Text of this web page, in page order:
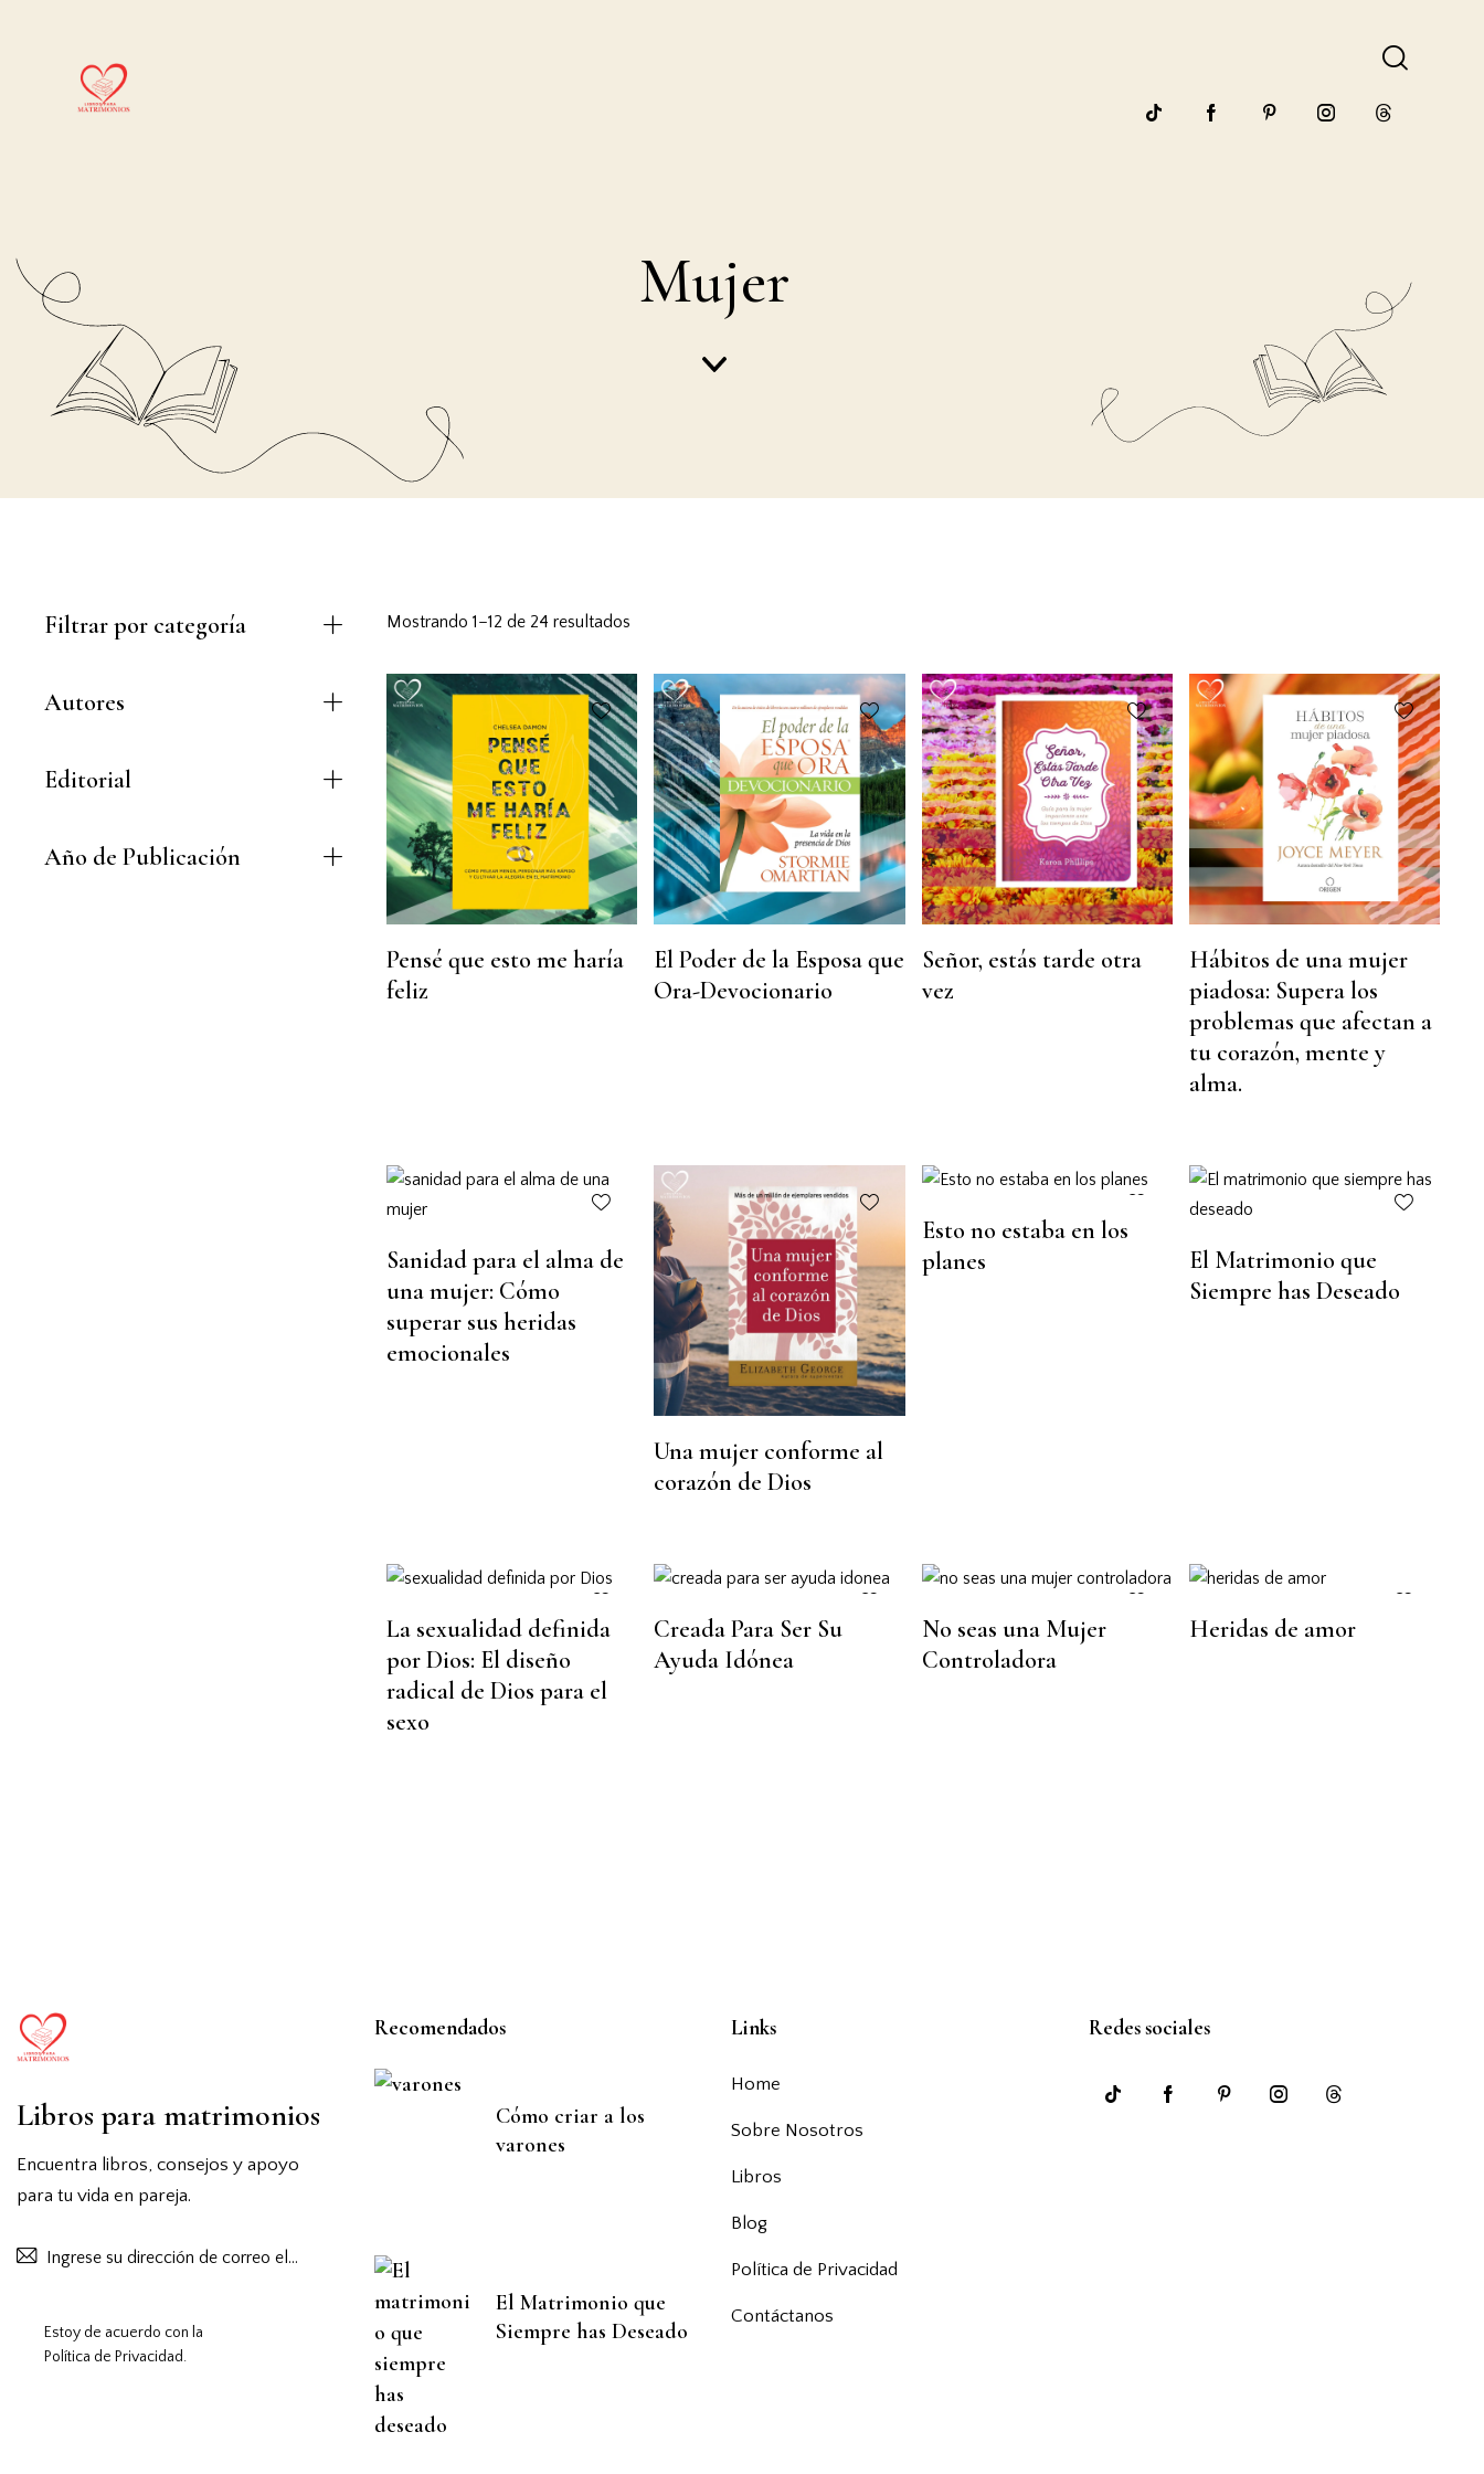
Mujer
Mostrando 1–12 de 24 resultados
Pensé que esto me haría
feliz
El Poder de la Esposa que
Ora-Devocionario
Señor, estás tarde otra
vez
Hábitos de una mujer
piadosa: Supera los
problemas que afectan a
tu corazón, mente y
alma.
Sanidad para el alma de
una mujer: Cómo
superar sus heridas
emocionales
Una mujer conforme al
corazón de Dios
Esto no estaba en los
planes
El Matrimonio que
Siempre has Deseado
La sexualidad definida
por Dios: El diseño
radical de Dios para el
sexo
Creada Para Ser Su
Ayuda Idónea
No seas una Mujer
Controladora
Heridas de amor
Filtrar por categoría
Autores
Editorial
Año de Publicación
Libros para matrimonios
Encuentra libros, consejos y apoyo
para tu vida en pareja.
Suscribirse
Estoy de acuerdo con la
Política de Privacidad.
Recomendados
Cómo criar a los
varones
El Matrimonio que
Siempre has Deseado
Links
Home
Sobre Nosotros
Libros
Blog
Política de Privacidad
Contáctanos
Redes sociales